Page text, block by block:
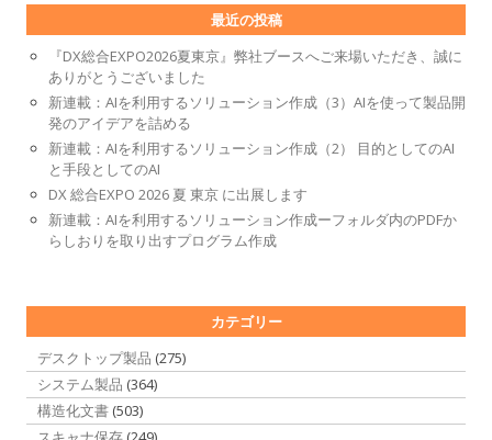
最近の投稿
『DX総合EXPO2026夏東京』弊社ブースへご来場いただき、誠に
ありがとうございました
新連載：AIを利用するソリューション作成（3）AIを使って製品開
発のアイデアを詰める
新連載：AIを利用するソリューション作成（2） 目的としてのAI
と手段としてのAI
DX 総合EXPO 2026 夏 東京 に出展します
新連載：AIを利用するソリューション作成ーフォルダ内のPDFか
らしおりを取り出すプログラム作成
カテゴリー
デスクトップ製品 (275)
システム製品 (364)
構造化文書 (503)